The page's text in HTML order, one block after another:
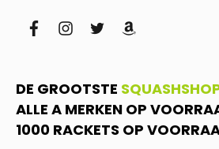
facebookinstagram
twitteramazon
DE GROOTSTE
ALLE A MERKEN OP
1000 RACKETS OP